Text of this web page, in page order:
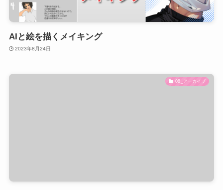
AIと絵を描くメイキング
2023年8月24日
08_アーカイブ